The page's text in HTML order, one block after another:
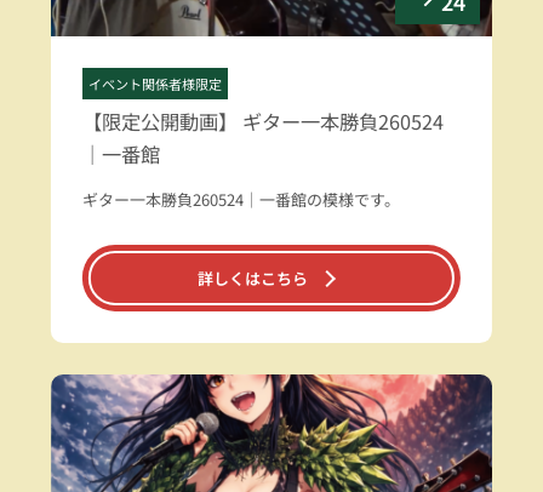
イベント関係者様限定
【限定公開動画】 ギター一本勝負260524
｜一番館
ギター一本勝負260524｜一番館の模様です。
詳しくはこちら